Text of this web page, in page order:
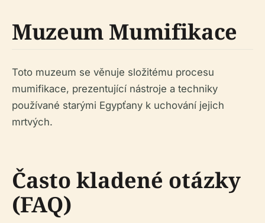
Muzeum Mumifikace
Toto muzeum se věnuje složitému procesu
mumifikace, prezentující nástroje a techniky
používané starými Egypťany k uchování jejich
mrtvých.
Často kladené otázky
(FAQ)